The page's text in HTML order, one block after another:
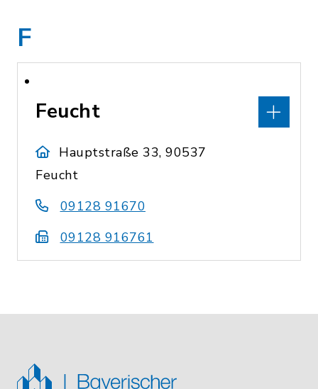
F
Feucht
Hauptstraße 33, 90537
Feucht
09128 91670
09128 916761